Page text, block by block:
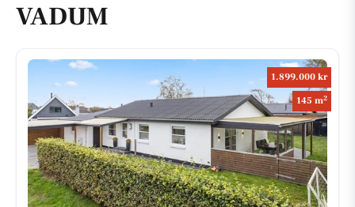
VADUM
1.899.000 kr
145 m2